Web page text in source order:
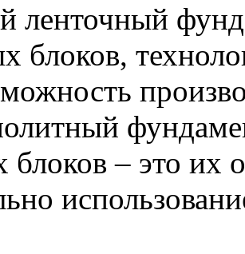
ленточный
блоков,
блоков – это их